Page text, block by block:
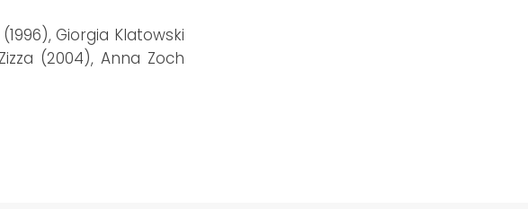
Giorgia Klatowski
(2004), Anna Zoch